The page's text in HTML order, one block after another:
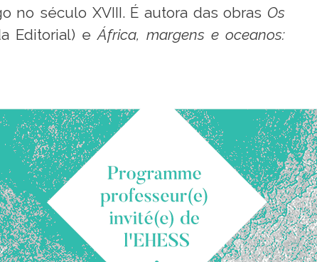
no século XVIII. É autora das obras Os
Editorial) eÁfrica, margens e oceanos: